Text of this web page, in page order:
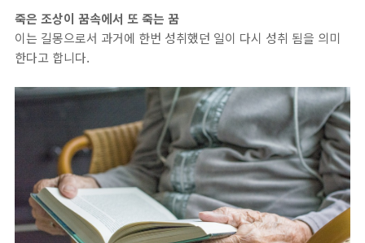
죽은 조상이 꿈속에서 또 죽는 꿈
이는 길몽으로서 과거에 한번 성취했던 일이 다시 성취 됨을 의미
한다고 합니다.